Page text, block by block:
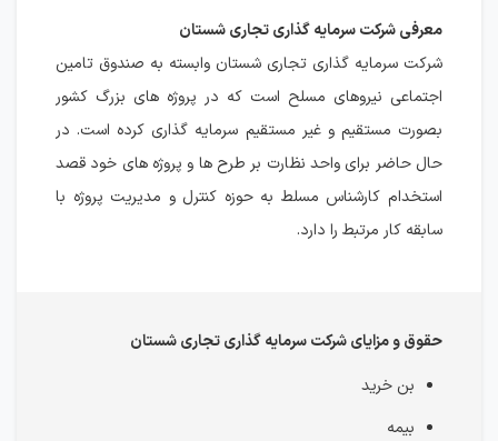
معرفی شرکت سرمایه گذاری تجاری شستان
شرکت سرمایه گذاری تجاری شستان وابسته به صندوق تامین
اجتماعی نیروهای مسلح است که در پروژه های بزرگ کشور
بصورت مستقیم و غیر مستقیم سرمایه گذاری کرده است. در
حال حاضر برای واحد نظارت بر طرح ها و پروژه های خود قصد
استخدام کارشناس مسلط به حوزه کنترل و مدیریت پروژه با
سابقه کار مرتبط را دارد.
حقوق و مزایای شرکت سرمایه گذاری تجاری شستان
بن خرید
بیمه